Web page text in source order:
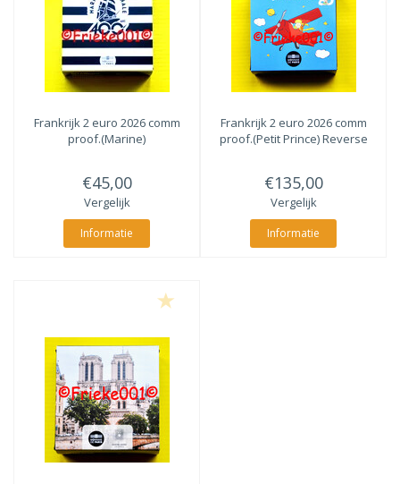
Frankrijk 2 euro 2026 comm
proof.(Marine)
€45,00
Vergelijk
Informatie
Frankrijk 2 euro 2026 comm
proof.(Petit Prince) Reverse
€135,00
Vergelijk
Informatie